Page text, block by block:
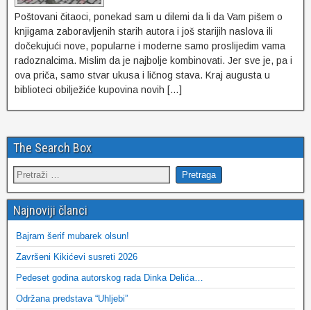
Poštovani čitaoci, ponekad sam u dilemi da li da Vam pišem o
knjigama zaboravljenih starih autora i još starijih naslova ili
dočekujući nove, popularne i moderne samo proslijedim vama
radoznalcima. Mislim da je najbolje kombinovati. Jer sve je, pa i
ova priča, samo stvar ukusa i ličnog stava. Kraj augusta u
biblioteci obilježiće kupovina novih […]
The Search Box
Najnoviji članci
Bajram šerif mubarek olsun!
Završeni Kikićevi susreti 2026
Pedeset godina autorskog rada Dinka Delića…
Održana predstava “Uhljebi”